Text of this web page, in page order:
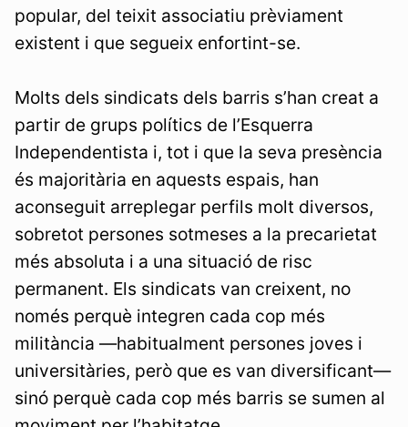
popular, del teixit associatiu prèviament
existent i que segueix enfortint-se.
Molts dels sindicats dels barris s’han creat a
partir de grups polítics de l’Esquerra
Independentista i, tot i que la seva presència
és majoritària en aquests espais, han
aconseguit arreplegar perfils molt diversos,
sobretot persones sotmeses a la precarietat
més absoluta i a una situació de risc
permanent. Els sindicats van creixent, no
només perquè integren cada cop més
militància —habitualment persones joves i
universitàries, però que es van diversificant—
sinó perquè cada cop més barris se sumen al